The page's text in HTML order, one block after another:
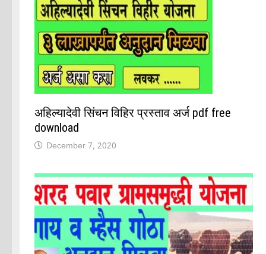
अहिल्यादेवी सिंचन विहिर प्रस्ताव अर्ज pdf free
download
December 7, 2020